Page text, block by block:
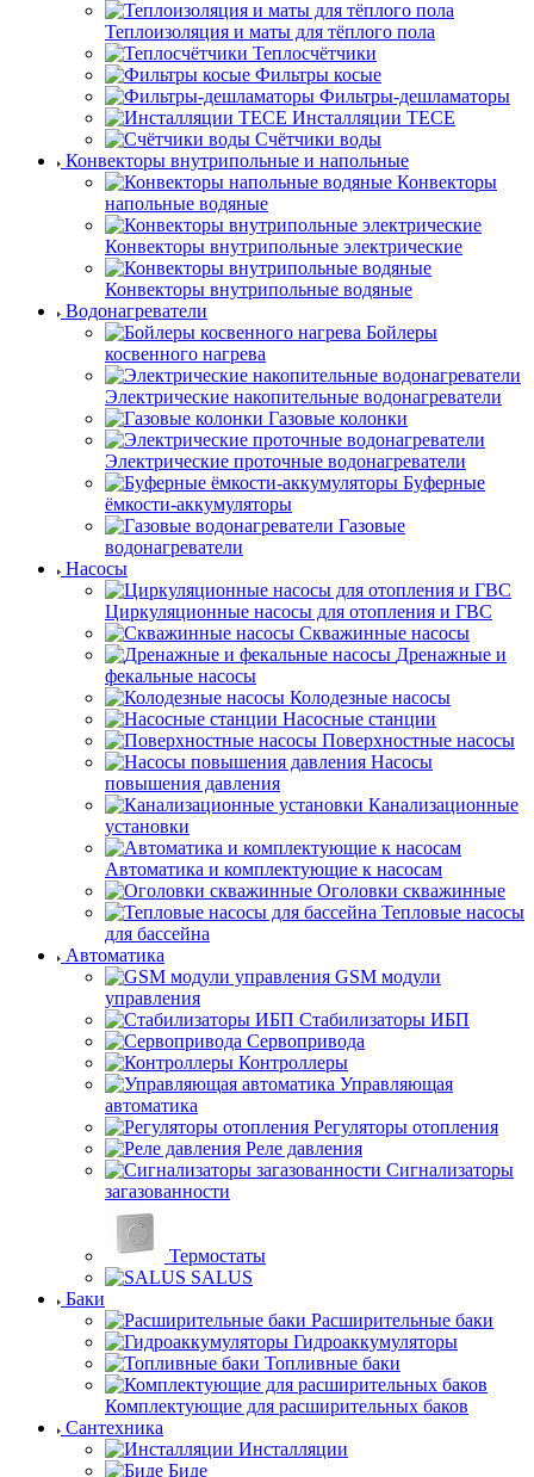
Теплоизоляция и маты для тёплого пола
Теплосчётчики
Фильтры косые
Фильтры-дешламаторы
Инсталляции TECE
Счётчики воды
Конвекторы внутрипольные и напольные
Конвекторы
напольные водяные
Конвекторы внутрипольные электрические
Конвекторы внутрипольные водяные
Водонагреватели
Бойлеры
косвенного нагрева
Электрические накопительные водонагреватели
Газовые колонки
Электрические проточные водонагреватели
Буферные
ёмкости-аккумуляторы
Газовые
водонагреватели
Насосы
Циркуляционные насосы для отопления и ГВС
Скважинные насосы
Дренажные и
фекальные насосы
Колодезные насосы
Насосные станции
Поверхностные насосы
Насосы
повышения давления
Канализационные
установки
Автоматика и комплектующие к насосам
Оголовки скважинные
Тепловые насосы
для бассейна
Автоматика
GSM модули
управления
Стабилизаторы ИБП
Сервопривода
Контроллеры
Управляющая
автоматика
Регуляторы отопления
Реле давления
Сигнализаторы
загазованности
Термостаты
SALUS
Баки
Расширительные баки
Гидроаккумуляторы
Топливные баки
Комплектующие для расширительных баков
Сантехника
Инсталляции
Биде